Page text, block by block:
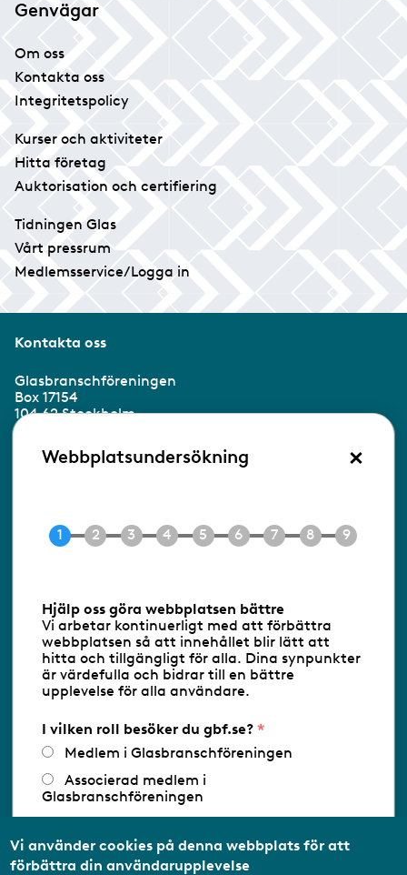
Genvägar
Om oss
Kontakta oss
Integritetspolicy
Kurser och aktiviteter
Hitta företag
Auktorisation och certifiering
Tidningen Glas
Vårt pressrum
Medlemsservice/Logga in
Kontakta oss
Glasbranschföreningen
Box 17154
104 62 Stockholm
Besöksadress:
Ringvägen 100
E-post info@gbf.se
Följ oss via RSS
Databasens namn:www.gbf.se-
Glasbranschföreningen AB - Ansvarig
utgivare: Sofia Wahlgren
Webbplatsundersökning ×
Hjälp oss göra webbplatsen bättre
Vi arbetar kontinuerligt med att förbättra
webbplatsen så att innehållet blir lätt att
hitta och tillgängligt för alla. Dina synpunkter
är värdefulla och bidrar till en bättre
upplevelse för alla användare.
I vilken roll besöker du gbf.se?
Medlem i Glasbranschföreningen
Associerad medlem i
Glasbranschföreningen
medlemsorganisation/Svenskt Näringsliv
Utbildningsaktör
Vi använder cookies på denna webbplats för att
förbättra din användarupplevelse